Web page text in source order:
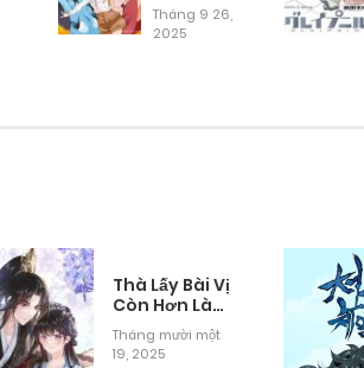
Tháng 9 26,
2025
Thà Lấy Bài Vị
Còn Hơn Làm
Thiếp
Tháng mười một
19, 2025